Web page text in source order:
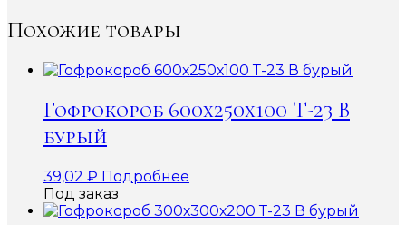
Похожие товары
Гофрокороб 600х250х100 Т-23 В
бурый
39,02 ₽ Подробнее
Под заказ